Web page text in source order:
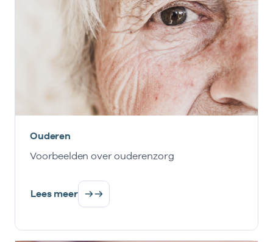
Ouderen
Voorbeelden over ouderenzorg
Lees meer